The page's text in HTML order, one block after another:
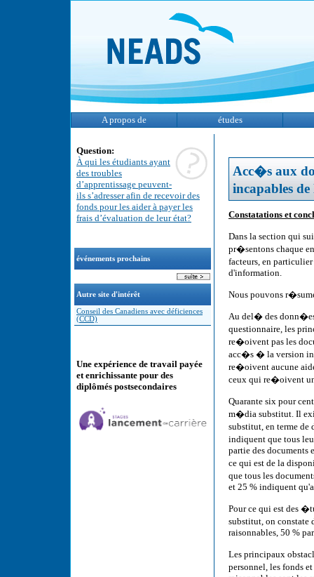
A propos de études
Question:
À qui les étudiants ayant
des troubles
d’apprentissage peuvent-
ils s’adresser afin de recevoir des
fonds pour les aider à payer les
frais d’évaluation de leur état?
événements prochains
Autre site d'intérêt
Conseil des Canadiens avec déficiences
(CCD)
Une expérience de travail payée
et enrichissante pour des
diplômés postsecondaires
Acc�s aux
incapables
Constatations et
Dans la section qui
pr�sentons chaque
facteurs, en
d'information.
Nous pouvons
Au del� des
questionnaire, les
re�oivent pas les
acc�s � la version
re�oivent aucune
ceux qui re�oivent
Quarante six pour
m�dia substitut. Il
substitut, en terme
indiquent que tous
partie des documents
ce qui est de la
que tous les
et 25 % indiquent
Pour ce qui est des
substitut, on constate
raisonnables, 50 %
Les principaux
personnel, les fonds